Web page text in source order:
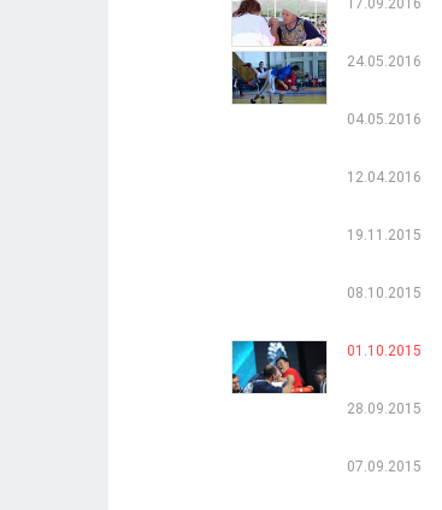
17.09.2016
24.05.2016
04.05.2016
12.04.2016
19.11.2015
08.10.2015
01.10.2015
28.09.2015
07.09.2015